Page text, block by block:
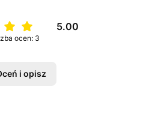
5.00
ocen: 3
i opisz